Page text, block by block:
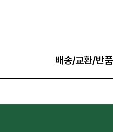
배송/교환/반품